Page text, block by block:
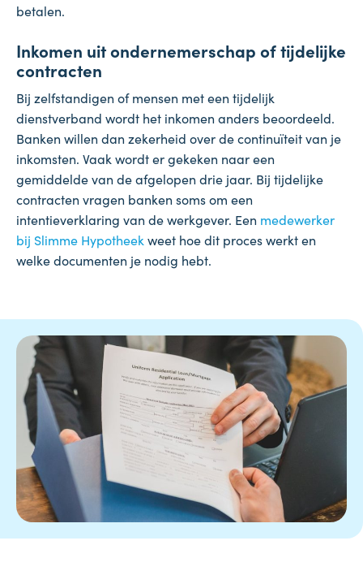
betalen.
Inkomen uit ondernemerschap of tijdelijke
contracten
Bij zelfstandigen of mensen met een tijdelijk
dienstverband wordt het inkomen anders beoordeeld.
Banken willen dan zekerheid over de continuïteit van je
inkomsten. Vaak wordt er gekeken naar een
gemiddelde van de afgelopen drie jaar. Bij tijdelijke
contracten vragen banken soms om een
intentieverklaring van de werkgever. Een medewerker
bij Slimme Hypotheek weet hoe dit proces werkt en
welke documenten je nodig hebt.